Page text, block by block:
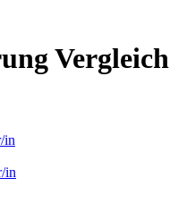
Vergleich
in
in